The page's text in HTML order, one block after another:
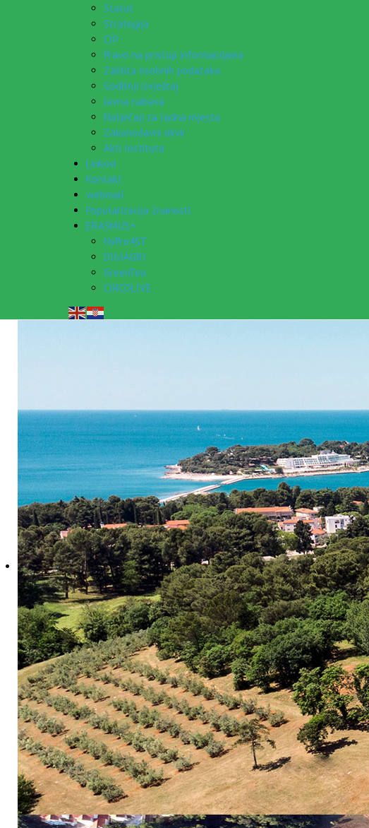
Statut
Strategija
CIP
Pravo na pristup informacijama
Zaštita osobnih podataka
Godišnji izvještaj
Javna nabava
Natječaji za radna mjesta
Zakonodavni okvir
Akti Instituta
Linkovi
Kontakt
webmail
Popularizacija znanosti
ERASMUS+
HyPro4ST
DIGIAGRI
GreenTea
CIRCOLIVE